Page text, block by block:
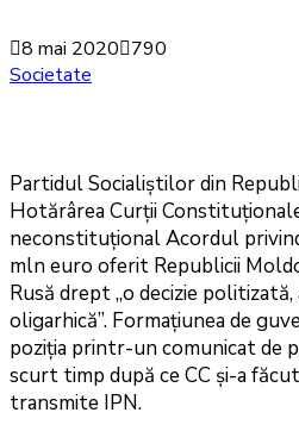
8 mai 2020 790
Societate
Partidul Socialiștilor din
Hotărârea Curții
neconstituțional Acordul
mln euro oferit Republicii
Rusă drept „o decizie
oligarhică”. Formațiunea de
poziția printr-un comunicat de
scurt timp după ce CC și-a
transmite IPN.